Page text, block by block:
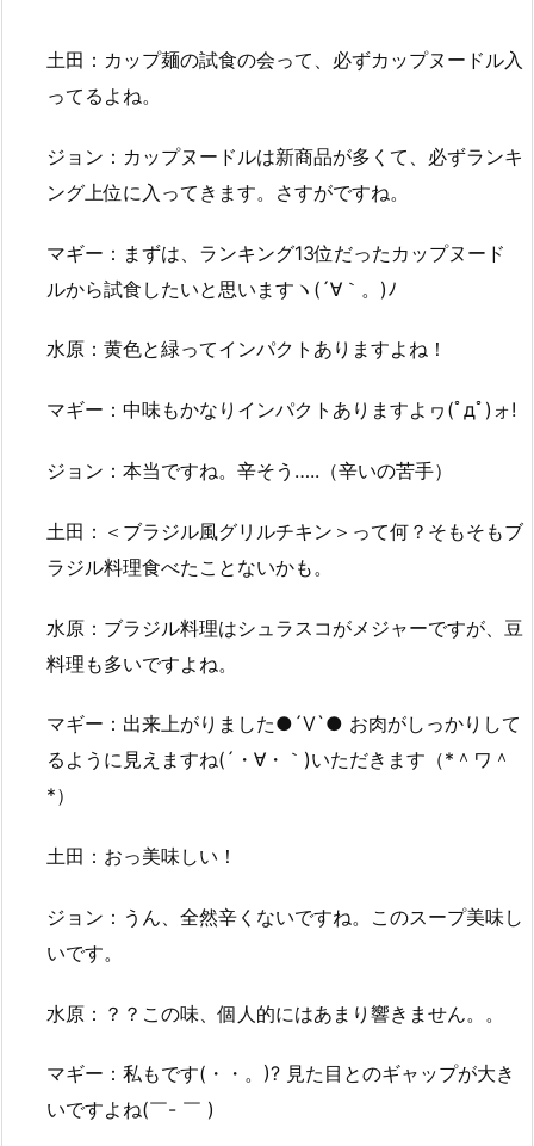
土田：カップ麺の試食の会って、必ずカップヌードル入
ってるよね。
ジョン：カップヌードルは新商品が多くて、必ずランキ
ング上位に入ってきます。さすがですね。
マギー：まずは、ランキング13位だったカップヌード
ルから試食したいと思いますヽ(´∀｀。)ﾉ
水原：黄色と緑ってインパクトありますよね！
マギー：中味もかなりインパクトありますよヮ(ﾟдﾟ)ォ!
ジョン：本当ですね。辛そう…..（辛いの苦手）
土田：＜ブラジル風グリルチキン＞って何？そもそもブ
ラジル料理食べたことないかも。
水原：ブラジル料理はシュラスコがメジャーですが、豆
料理も多いですよね。
マギー：出来上がりました●´Ⅴ`● お肉がしっかりして
るように見えますね(´・∀・｀)いただきます（*＾ワ＾
*）
土田：おっ美味しい！
ジョン：うん、全然辛くないですね。このスープ美味し
いです。
水原：？？この味、個人的にはあまり響きません。。
マギー：私もです(・・。)? 見た目とのギャップが大き
いですよね(￣- ￣ )